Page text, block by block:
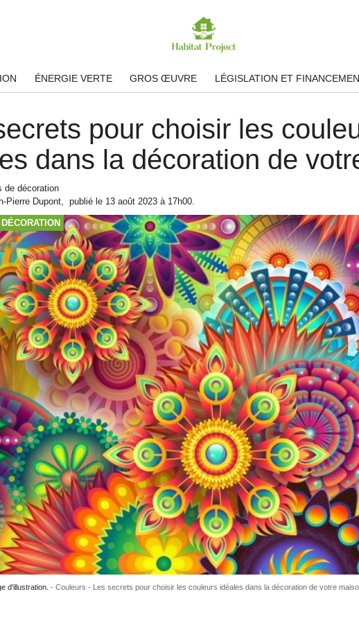
ÉNERGIE VERTE GROS ŒUVRE LÉGISLATION ET
pour choisir les
dans la décoration de
de décoration
Pierre Dupont, publié le 13 août 2023 à 17h00.
d'illustration. Couleurs - Les secrets pour choisir les couleurs idéales dans la décoration de votre